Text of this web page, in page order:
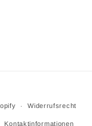
Widerrufsrecht
Kontaktinformationen